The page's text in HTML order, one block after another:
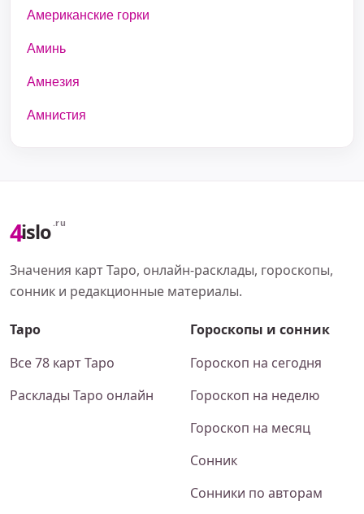
Американские горки
Аминь
Амнезия
Амнистия
4islo .ru
Значения карт Таро, онлайн-расклады, гороскопы,
сонник и редакционные материалы.
Таро
Все 78 карт Таро
Расклады Таро онлайн
Гороскопы и сонник
Гороскоп на сегодня
Гороскоп на неделю
Гороскоп на месяц
Сонник
Сонники по авторам